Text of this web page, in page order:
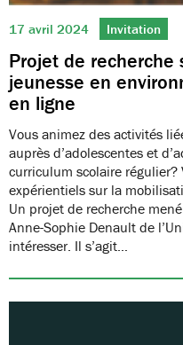
17 avril 2024 Invitation
Projet de
jeunesse en
en ligne
Vous animez des activités
auprès d’adolescentes et
curriculum scolaire régulier?
expérientiels sur la
Un projet de recherche
Anne-Sophie Denault de
intéresser. Il s’agit…